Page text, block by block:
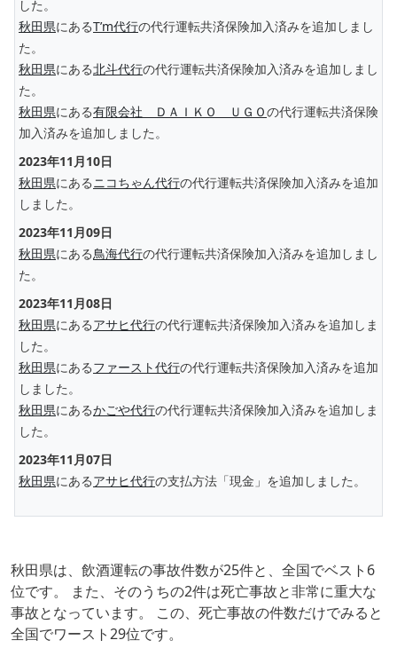
した。
秋田県にあるT’m代行の代行運転共済保険加入済みを追加しまし
た。
秋田県にある北斗代行の代行運転共済保険加入済みを追加しまし
た。
秋田県にある有限会社 ＤＡＩＫＯ ＵＧＯの代行運転共済保険
加入済みを追加しました。
2023年11月10日
秋田県にあるニコちゃん代行の代行運転共済保険加入済みを追加
しました。
2023年11月09日
秋田県にある鳥海代行の代行運転共済保険加入済みを追加しまし
た。
2023年11月08日
秋田県にあるアサヒ代行の代行運転共済保険加入済みを追加しま
した。
秋田県にあるファースト代行の代行運転共済保険加入済みを追加
しました。
秋田県にあるかごや代行の代行運転共済保険加入済みを追加しま
した。
2023年11月07日
秋田県にあるアサヒ代行の支払方法「現金」を追加しました。
秋田県は、飲酒運転の事故件数が25件と、全国でベスト6
位です。 また、そのうちの2件は死亡事故と非常に重大な
事故となっています。 この、死亡事故の件数だけでみると
全国でワースト29位です。